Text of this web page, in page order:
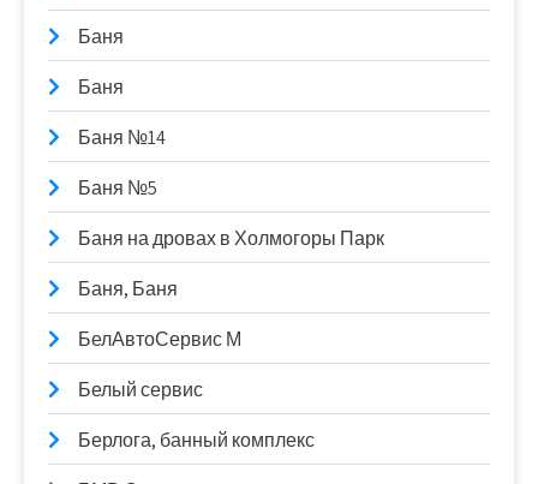
Баня
Баня
Баня №14
Баня №5
Баня на дровах в Холмогоры Парк
Баня, Баня
БелАвтоСервис М
Белый сервис
Берлога, банный комплекс